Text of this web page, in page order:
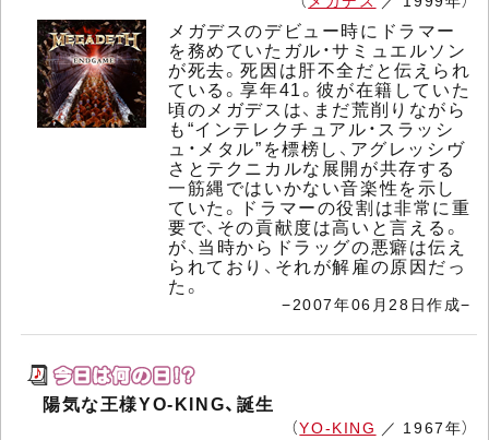
メガデスのデビュー時にドラマー
を務めていたガル・サミュエルソン
が死去。死因は肝不全だと伝えられ
ている。享年41。彼が在籍していた
頃のメガデスは、まだ荒削りながら
も“インテレクチュアル・スラッシ
ュ・メタル”を標榜し、アグレッシヴ
さとテクニカルな展開が共存する
一筋縄ではいかない音楽性を示し
ていた。ドラマーの役割は非常に重
要で、その貢献度は高いと言える。
が、当時からドラッグの悪癖は伝え
られており、それが解雇の原因だっ
た。
−2007年06月28日作成−
陽気な王様YO-KING、誕生
（YO-KING ／ 1967年）